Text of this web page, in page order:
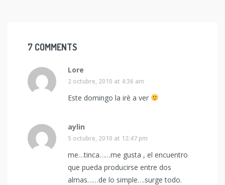
7 COMMENTS
Lore
2 octubre, 2010 at 4:36 am
Este domingo la irè a ver
aylin
5 octubre, 2010 at 12:47 pm
me…tinca……me gusta , el encuentro
que pueda producirse entre dos
almas……de lo simple….surge todo.